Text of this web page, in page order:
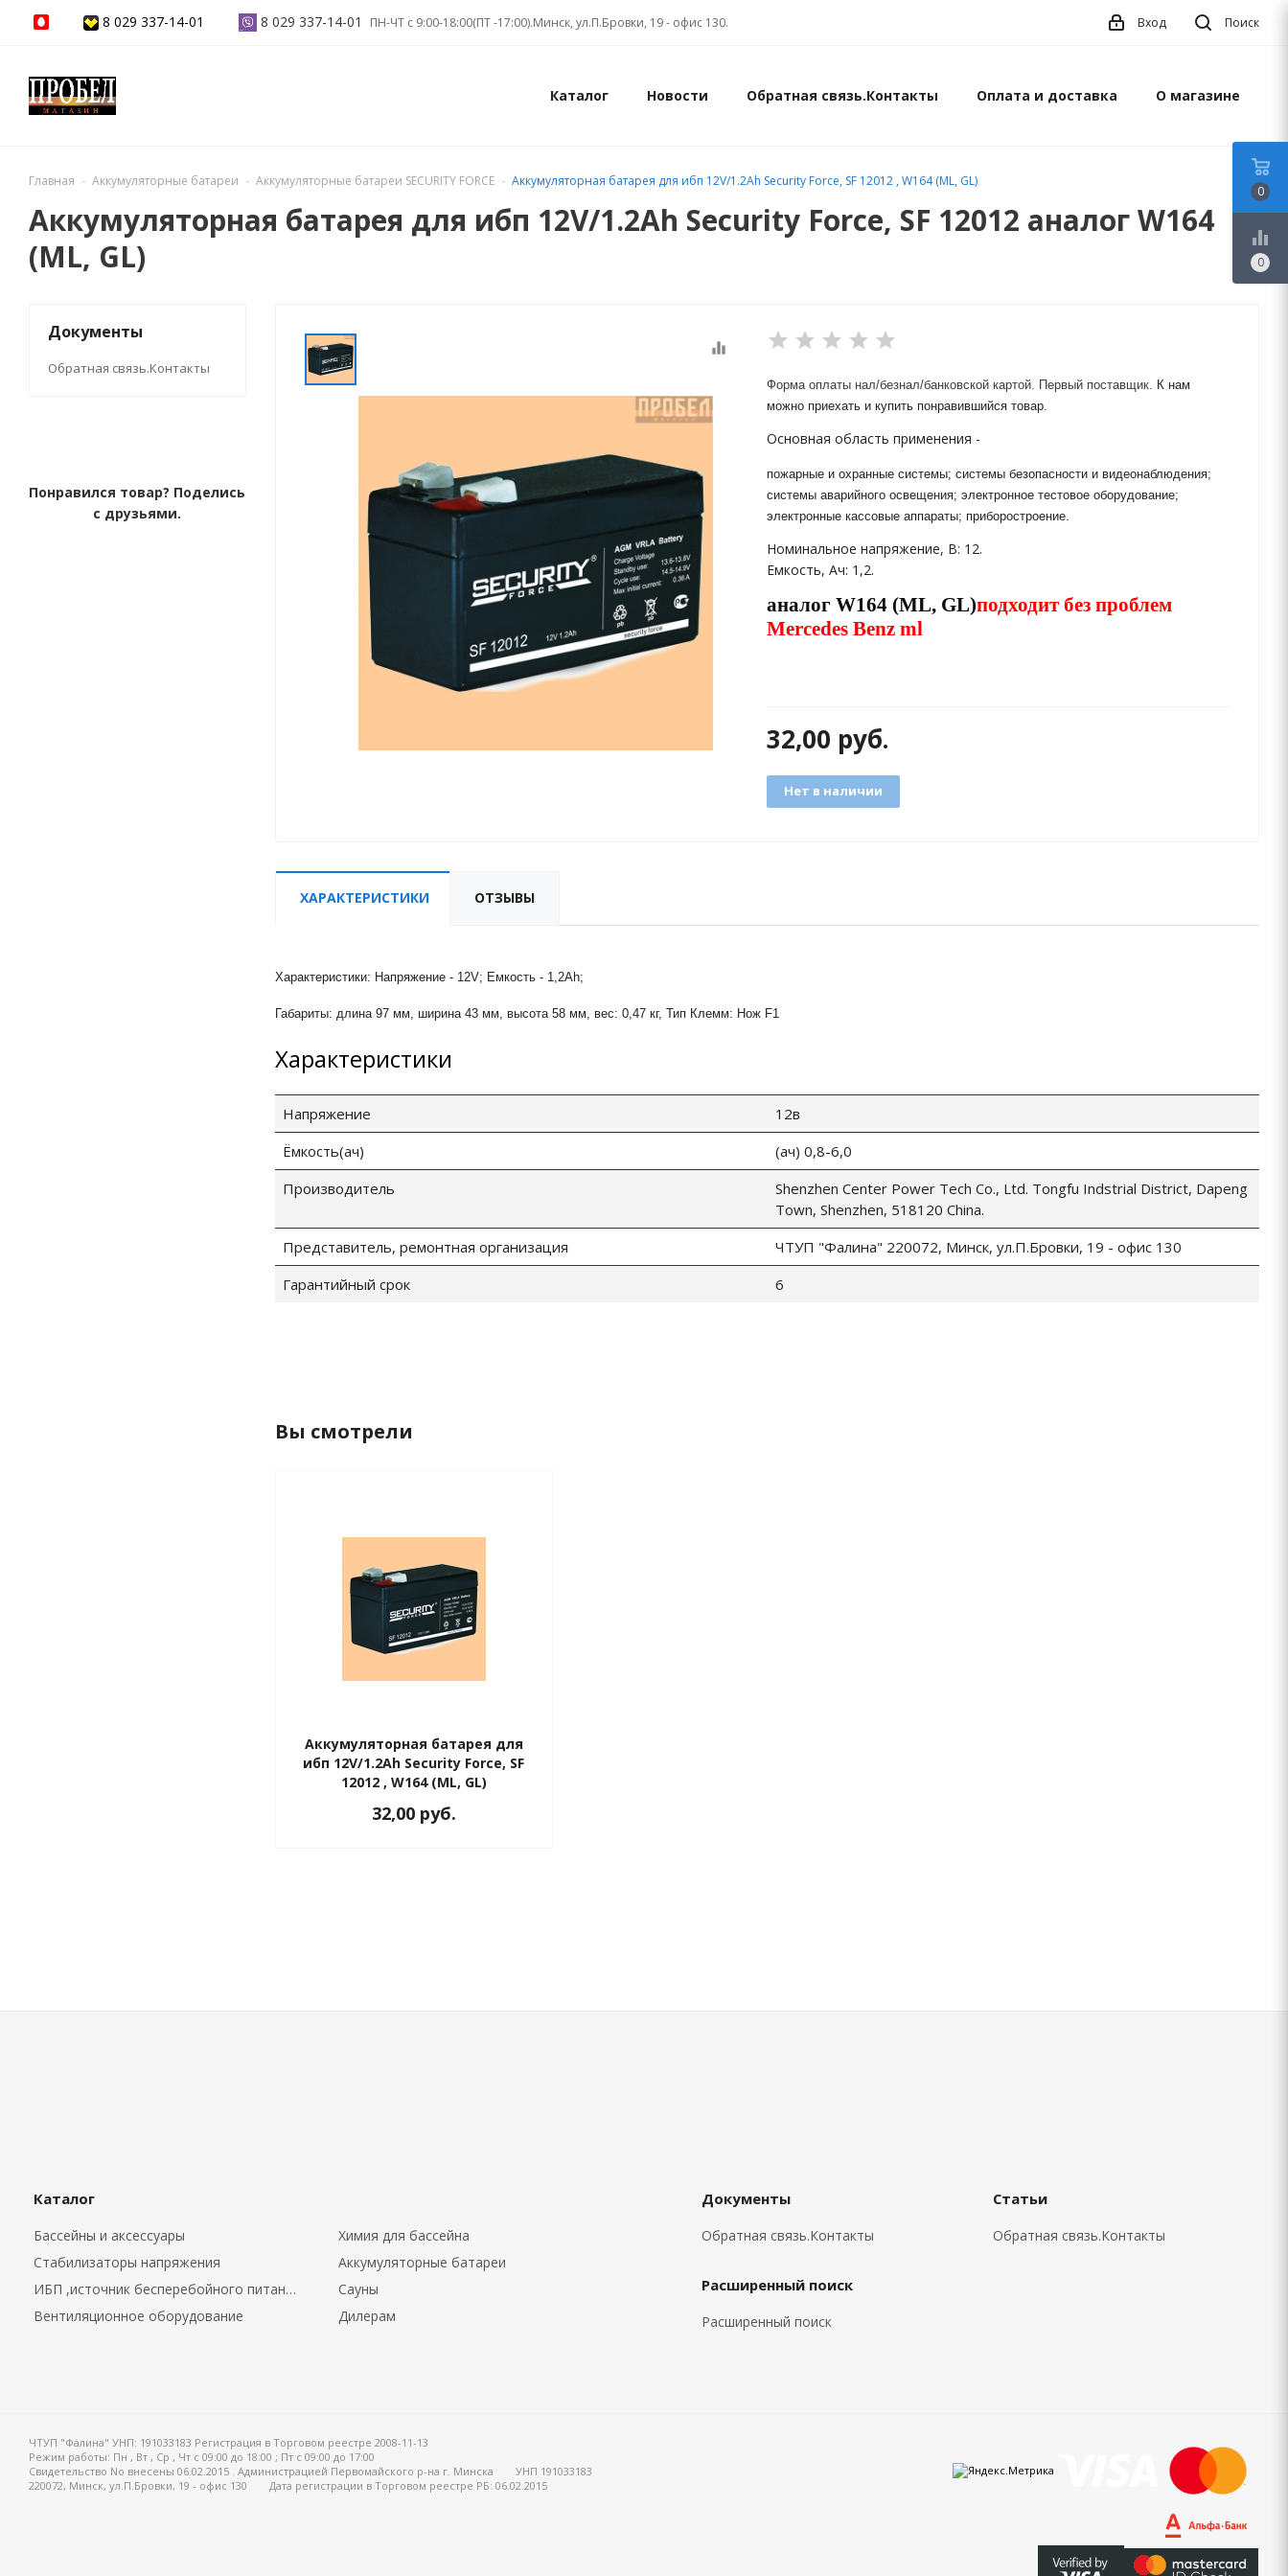
8 029 337-14-01 8 029 337-14-01 ПН-ЧТ с 9:00-18:00(ПТ -17:00).Минск, ул.П.Бровки, 19 - офис 130. Вход Поиск
Каталог Новости Обратная связь.Контакты Оплата и доставка О магазине
0
equalizer
0
Главная Аккумуляторные батареи Аккумуляторные батареи SECURITY FORCE Аккумуляторная батарея для ибп 12V/1.2Ah Security Force, SF 12012 , W164 (ML, GL)
Аккумуляторная батарея для ибп 12V/1.2Ah Security Force, SF 12012 аналог W164
(ML, GL)
Документы
Обратная связь.Контакты
Понравился товар? Поделись
с друзьями.
equalizer
Форма оплаты нал/безнал/банковской картой. Первый поставщик. К нам
можно приехать и купить понравившийся товар.
Основная область применения -
пожарные и охранные системы; системы безопасности и видеонаблюдения;
системы аварийного освещения; электронное тестовое оборудование;
электронные кассовые аппараты; приборостроение.
Номинальное напряжение, В: 12.
Емкость, Ач: 1,2.
аналог W164 (ML, GL)подходит без проблем
Mercedes Benz ml
32,00 руб.
Нет в наличии
ХАРАКТЕРИСТИКИ ОТЗЫВЫ
Характеристики: Напряжение - 12V; Емкость - 1,2Ah;
Габариты: длина 97 мм, ширина 43 мм, высота 58 мм, вес: 0,47 кг, Тип Клемм: Нож F1
Характеристики
Напряжение
12в
Ёмкость(ач)
(ач) 0,8-6,0
Производитель
Shenzhen Center Power Tech Co., Ltd. Tongfu Indstrial District, Dapeng
Town, Shenzhen, 518120 China.
Представитель, ремонтная организация
ЧТУП "Фалина" 220072, Минск, ул.П.Бровки, 19 - офис 130
Гарантийный срок
6
Вы смотрели
Аккумуляторная батарея для
ибп 12V/1.2Ah Security Force, SF
12012 , W164 (ML, GL)
32,00 руб.
Каталог
Бассейны и аксессуары
Химия для бассейна
Стабилизаторы напряжения
Аккумуляторные батареи
ИБП ,источник бесперебойного питания.
Сауны
Вентиляционное оборудование
Дилерам
Документы
Обратная связь.Контакты
Статьи
Обратная связь.Контакты
Расширенный поиск
Расширенный поиск
ЧТУП "Фалина" УНП: 191033183 Регистрация в Торговом реестре 2008-11-13
Режим работы: Пн , Вт , Ср , Чт c 09:00 до 18:00 ; Пт c 09:00 до 17:00
Свидетельство No внесены 06.02.2015 . Администрацией Первомайского р-на г. Минска
УНП 191033183
220072, Минск, ул.П.Бровки, 19 - офис 130
Дата регистрации в Торговом реестре РБ: 06.02.2015